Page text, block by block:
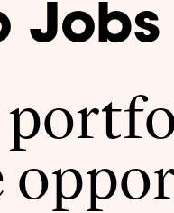
Jobs